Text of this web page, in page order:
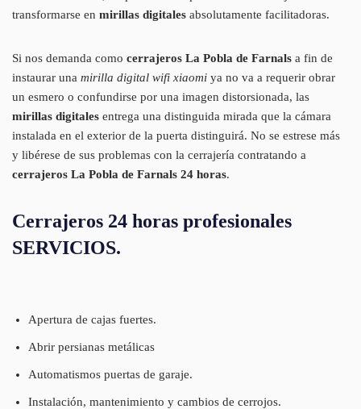
transformarse en mirillas digitales absolutamente facilitadoras.
Si nos demanda como cerrajeros La Pobla de Farnals a fin de
instaurar una mirilla digital wifi xiaomi ya no va a requerir obrar
un esmero o confundirse por una imagen distorsionada, las
mirillas digitales entrega una distinguida mirada que la cámara
instalada en el exterior de la puerta distinguirá. No se estrese más
y libérese de sus problemas con la cerrajería contratando a
cerrajeros La Pobla de Farnals 24 horas.
Cerrajeros 24 horas profesionales
SERVICIOS.
Apertura de cajas fuertes.
Abrir persianas metálicas
Automatismos puertas de garaje.
Instalación, mantenimiento y cambios de cerrojos.